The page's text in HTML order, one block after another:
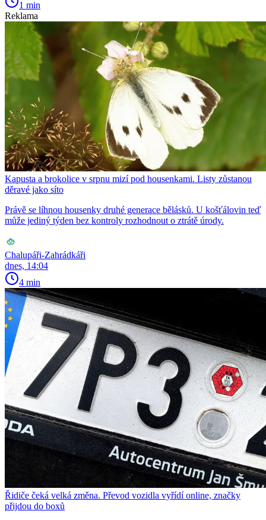
1 min
Reklama
Kapusta a brokolice v srpnu mizí pod housenkami. Listy zůstanou
děravé jako síto
Právě se líhnou housenky druhé generace bělásků. U košťálovin teď
může jediný týden bez kontroly rozhodnout o ztrátě úrody.
Chalupáři-Zahrádkáři
dnes, 14:04
4 min
Řidiče čeká velká změna. Převod vozidla vyřídí online, značky
přijdou do boxů